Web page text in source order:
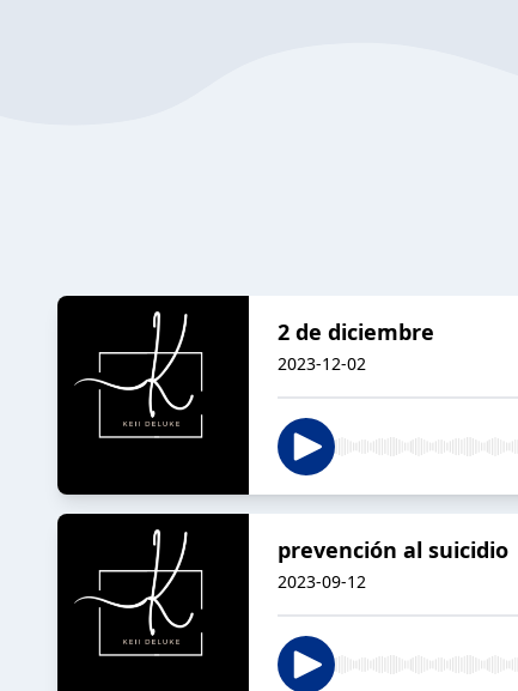
2 de diciembre
2023-12-02
prevención al suicidio
2023-09-12